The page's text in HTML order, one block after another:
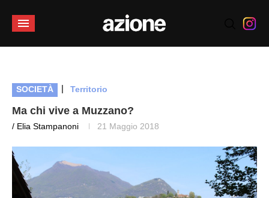
SOCIETÀ | Territorio
Ma chi vive a Muzzano?
/ Elia Stampanoni 21 Maggio 2018